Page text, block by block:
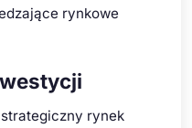
rynkowe
rynek